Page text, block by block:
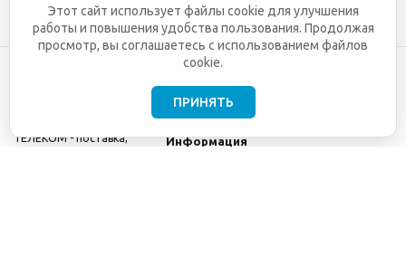
ТЕЛЕКОМ - поставка,
Информация
Этот сайт использует файлы cookie для улучшения
работы и повышения удобства пользования. Продолжая
просмотр, вы соглашаетесь с использованием файлов
cookie.
ПРИНЯТЬ